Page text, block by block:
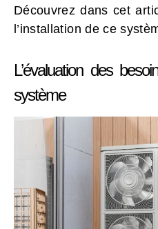
Découvrez dans cet
l’installation de ce
L’évaluation des
système